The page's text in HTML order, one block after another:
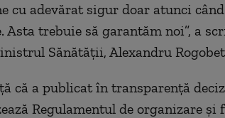
cu adevărat sigur doar atunci
Asta trebuie să garantăm noi”, a
Sănătăţii, Alexandru
că a publicat în transparenţă
Regulamentul de organizare